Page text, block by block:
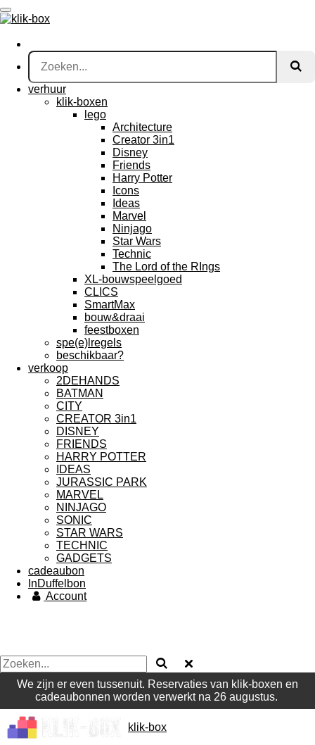
Ga
direct
de
hoofdinhoud
verhuur
klik-boxen
lego
Architecture
Creator 3in1
Disney
Friends
Harry Potter
Icons
Ideas
Marvel
Ninjago
Star Wars
Technic
The Lord of the RIngs
XL-bouwspeelgoed
CLICS
SmartMax
bouw&draai
feestboxen
spe(e)lregels
beschikbaar?
verkoop
2DEHANDS
BATMAN
CITY
CREATOR 3in1
DISNEY
FRIENDS
HARRY POTTER
IDEAS
JURASSIC PARK
MARVEL
NINJAGO
SONIC
STAR WARS
TECHNIC
GADGETS
cadeaubon
InDuffelbon
Account
We zijn er even tussenuit. Reservaties van klik-boxen en
cadeaubonnen worden verwerkt na 26 augustus.
klik-box